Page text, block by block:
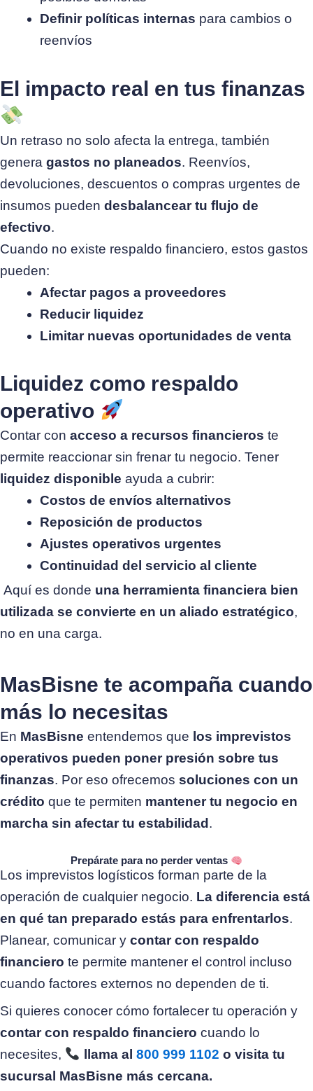
Definir políticas internas para cambios o
reenvíos
El impacto real en tus finanzas
Un retraso no solo afecta la entrega, también
genera gastos no planeados. Reenvíos,
devoluciones, descuentos o compras urgentes de
insumos pueden desbalancear tu flujo de
efectivo.
Cuando no existe respaldo financiero, estos gastos
pueden:
Afectar pagos a proveedores
Reducir liquidez
Limitar nuevas oportunidades de venta
Liquidez como respaldo
operativo
Contar con acceso a recursos financieros te
permite reaccionar sin frenar tu negocio. Tener
liquidez disponible ayuda a cubrir:
Costos de envíos alternativos
Reposición de productos
Ajustes operativos urgentes
Continuidad del servicio al cliente
Aquí es donde una herramienta financiera bien
utilizada se convierte en un aliado estratégico,
no en una carga.
MasBisne te acompaña cuando
más lo necesitas
En MasBisne entendemos que los imprevistos
operativos pueden poner presión sobre tus
finanzas. Por eso ofrecemos soluciones con un
crédito que te permiten mantener tu negocio en
marcha sin afectar tu estabilidad .
Prepárate para no perder ventas
Los imprevistos logísticos forman parte de la
operación de cualquier negocio. La diferencia está
en qué tan preparado estás para enfrentarlos.
Planear, comunicar y contar con respaldo
financiero te permite mantener el control incluso
cuando factores externos no dependen de ti.
Si quieres conocer cómo fortalecer tu operación y
contar con respaldo financiero cuando lo
necesites,
llama al 800 999 1102 o visita tu
sucursal MasBisne más cercana.